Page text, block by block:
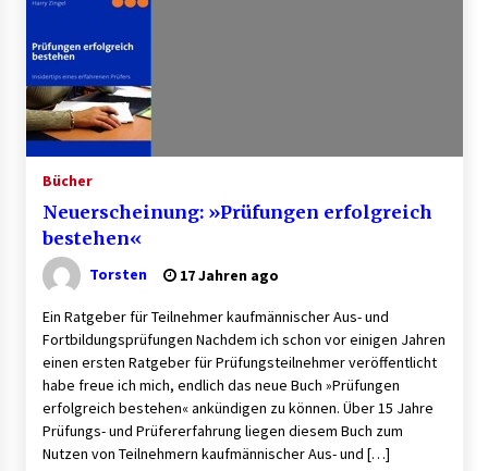
B2B-Firmenauflösungen: Wie Maschinen,
Lagerbestände und Betriebsausstattung
sinnvoll verwertet werden
Aluminium schweissen – worauf es bei
1 Monat ago
Verwaltung Sondereigentum: Aufgaben,
Vorteile und wichtige Unterschiede zur WEG-
Verwaltung
2 Monaten ago
Professionelle Plastikkarten – der erste
Eindruck, der lange bleibt
Bücher
Neuerscheinung: »Prüfungen erfolgreich
bestehen«
Torsten 17 Jahren ago
Ein Ratgeber für Teilnehmer kaufmännischer Aus- und
Fortbildungsprüfungen Nachdem ich schon vor einigen Jahren
einen ersten Ratgeber für Prüfungsteilnehmer veröffentlicht
habe freue ich mich, endlich das neue Buch »Prüfungen
erfolgreich bestehen« ankündigen zu können. Über 15 Jahre
Prüfungs- und Prüfererfahrung liegen diesem Buch zum
Nutzen von Teilnehmern kaufmännischer Aus- und […]